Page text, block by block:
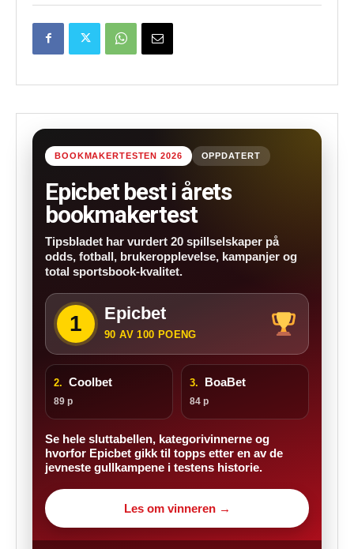
BOOKMAKERTESTEN 2026 OPPDATERT
Epicbet best i årets
bookmakertest
Tipsbladet har vurdert 20 spillselskaper på
odds, fotball, brukeropplevelse, kampanjer og
total sportsbook-kvalitet.
1 Epicbet
90 AV 100 POENG
2. Coolbet
89 p
3. BoaBet
84 p
Se hele sluttabellen, kategorivinnerne og
hvorfor Epicbet gikk til topps etter en av de
jevneste gullkampene i testens historie.
Les om vinneren →